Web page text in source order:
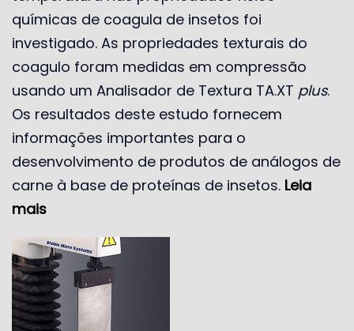
químicas de coagula de insetos foi
investigado. As propriedades texturais do
coagulo foram medidas em compressão
usando um Analisador de Textura TA.XT plus.
Os resultados deste estudo fornecem
informações importantes para o
desenvolvimento de produtos de análogos de
carne à base de proteínas de insetos. Leia
mais